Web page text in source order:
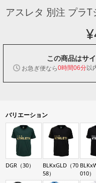
アスレタ 別注 プラ
¥
この商品はサ
お急ぎ便なら0時間06分以
バリエーション
DGR（30）
BLKxGLD（70
58）
010）